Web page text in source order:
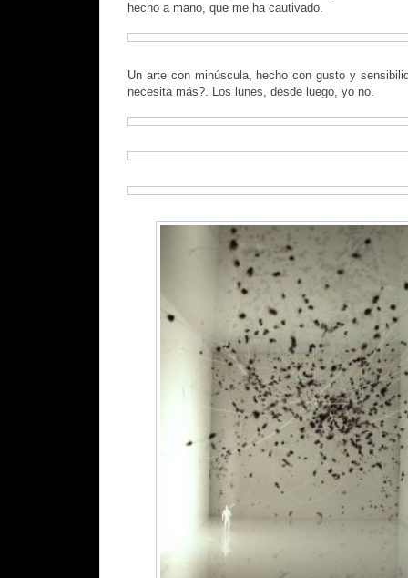
hecho a mano, que me ha cautivado.
Un arte con minúscula, hecho con gusto y
necesita más?. Los lunes, desde luego, yo no.